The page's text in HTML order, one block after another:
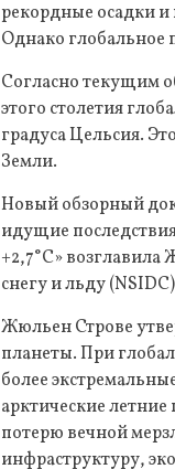
рекордные осадки и
Однако глобальное
Согласно текущим
этого столетия
градуса Цельсия.
Земли.
Новый обзорный
идущие
+2,7°C»
снегу и льду
Жюльен Строве
планеты. При
более
арктические
потерю вечной
инфраструктуру,